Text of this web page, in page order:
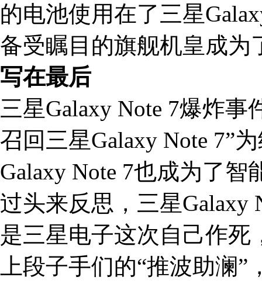
的电池使用在了三星
备受瞩目的旗舰机皇成为
写在最后
三星Galaxy Note 7爆炸
召回三星Galaxy Note 7”
Galaxy Note 7也成为了
过头来反思，三星Galaxy
是三星电子这次自己作
上段子手们的“推波助澜